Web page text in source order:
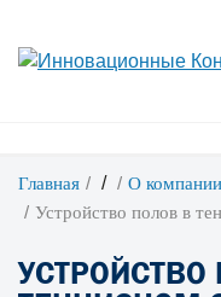
Главная / О компании
Устройство полов в
УСТРОЙСТВО